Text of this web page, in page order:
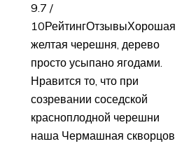
9.7 /
10РейтингОтзывыХорошая
желтая черешня, дерево
просто усыпано ягодами.
Нравится то, что при
созревании соседской
красноплодной черешни
наша Чермашная скворцов